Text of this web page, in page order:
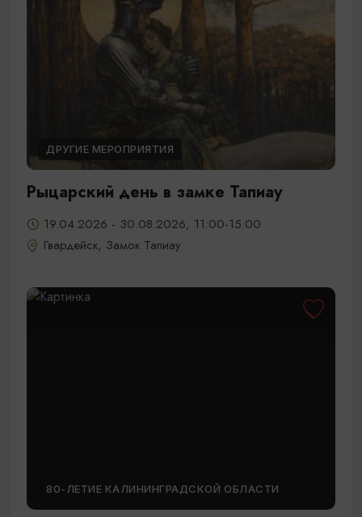
ДРУГИЕ МЕРОПРИЯТИЯ
Рыцарский день в замке Тапиау
19.04.2026 - 30.08.2026, 11:00-15:00
Гвардейск, Замок Тапиау
80-ЛЕТИЕ КАЛИНИНГРАДСКОЙ ОБЛАСТИ